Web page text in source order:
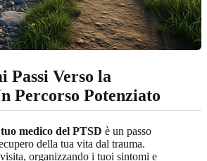
Passi Verso la
Percorso Potenziato
medico del PTSD è un passo
della tua vita dal trauma.
organizzando i tuoi sintomi e